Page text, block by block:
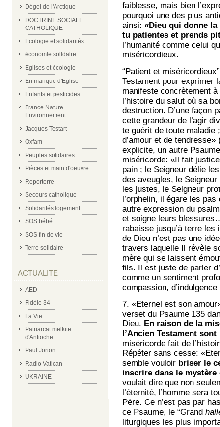
Dégel de l'Arctique
DOCTRINE SOCIALE
CATHOLIQUE
Ecologie et solidarités
économie solidaire
Eglises et écologie
En manque d'Eglise
Enfants et pesticides
France Nature
Environnement
Jacques Testart
Oxfam
Peuples solidaires
Pièces et main d'oeuvre
Reporterre
Secours catholique
Solidarités logement
SOS bébé
SOS fin de vie
Terre solidaire
ACTUALITE
AED
Fidèle 34
La Vie
Patriarcat melkite
d'Antioche
Paul Jorion
Radio Vatican
UKRAINE
faiblesse, mais bien
pourquoi une des plus
ainsi: «Dieu qui donne
tu patientes et prends
l’humanité comme celui
miséricordieux.
“Patient et
Testament pour exprimer
manifeste concrètement à
l’histoire du salut où sa
destruction. D’une façon
cette grandeur de l’agir
te guérit de toute maladie
d’amour et de tendresse»
explicite, un autre
miséricorde: «Il fait
pain ; le Seigneur délie
des aveugles, le
les justes, le Seigneur
l’orphelin, il égare les
autre expression du
et soigne leurs
rabaisse jusqu’à terre
de Dieu n’est pas une
travers laquelle Il révèle
mère qui se laissent
fils. Il est juste de parler
comme un sentiment
compassion,
7. «Eternel est son
verset du Psaume 135
Dieu. En raison de la
l’Ancien Testament
miséricorde fait de
Répéter sans cesse:
semble vouloir briser le
inscrire dans le mystère
voulait dire que non
l’éternité, l’homme sera
Père. Ce n’est pas par
ce Psaume, le “Grand
liturgiques les plus